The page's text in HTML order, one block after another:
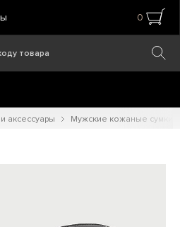
0
аксессуары Мужские кожаные сумки